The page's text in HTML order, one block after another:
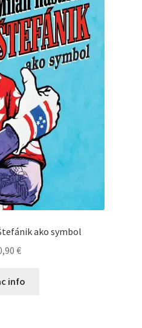
ako symbol
€
info